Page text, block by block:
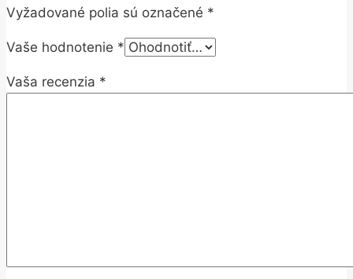
Vyžadované polia sú označené *
Vaše hodnotenie *
Vaša recenzia *